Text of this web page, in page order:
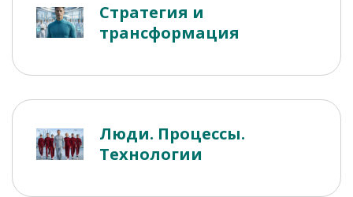
Стратегия и
трансформация
Люди. Процессы.
Технологии